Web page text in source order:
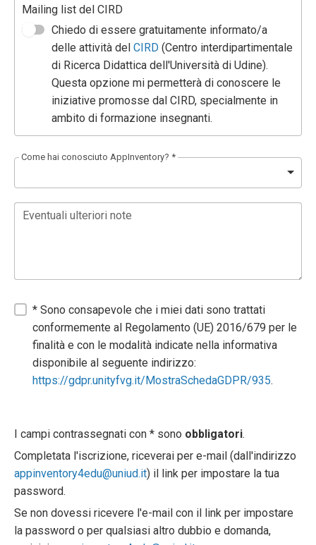
Mailing list del CIRD
Chiedo di essere gratuitamente informato/a
delle attività delCIRD (Centro interdipartimentale
di Ricerca Didattica dell'Università di Udine).
Questa opzione mi permetterà di conoscere le
iniziative promosse dal CIRD, specialmente in
ambito di formazione insegnanti.
Come hai conosciuto AppInventory? *
Eventuali ulteriori note
* Sono consapevole che i miei dati sono trattati
conformemente al Regolamento (UE) 2016/679 per le
finalità e con le modalità indicate nella informativa
disponibile al seguente indirizzo:
https://gdpr.unityfvg.it/MostraSchedaGDPR/935.
I campi contrassegnati con * sono obbligatori.
Completata l'iscrizione, riceverai per e-mail (dall'indirizzo
appinventory4edu@uniud.it) il link per impostare la tua
password.
Se non dovessi ricevere l'e-mail con il link per impostare
la password o per qualsiasi altro dubbio e domanda,